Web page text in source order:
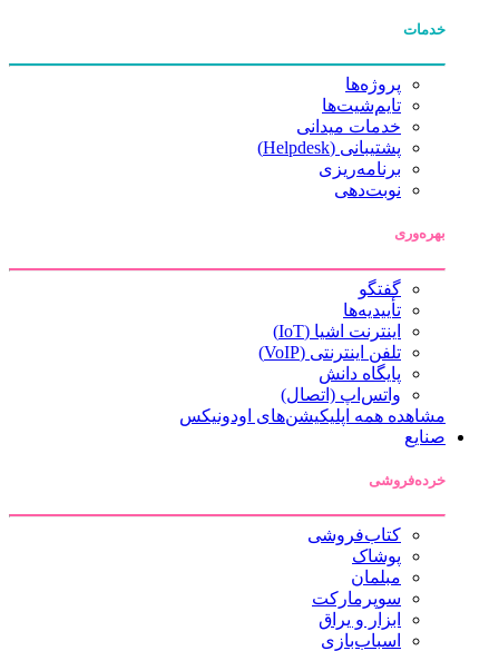
خدمات
پروژه‌ها
تایم‌شیت‌ها
خدمات میدانی
پشتیبانی (Helpdesk)
برنامه‌ریزی
نوبت‌دهی
بهره‌وری
گفتگو
تأییدیه‌ها
اینترنت اشیا (IoT)
تلفن اینترنتی (VoIP)
پایگاه دانش
واتس‌اپ (اتصال)
مشاهده همه اپلیکیشن‌های اودونیکس
صنایع
خرده‌فروشی
کتاب‌فروشی
پوشاک
مبلمان
سوپرمارکت
ابزار و یراق
اسباب‌بازی